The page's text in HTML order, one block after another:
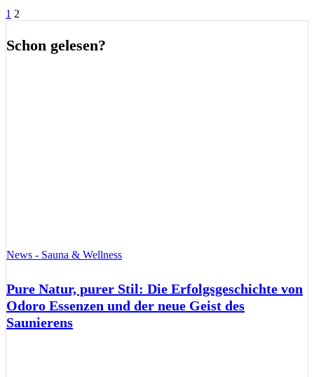
Seitennummerierung
der
Beiträge
1 2
Schon gelesen?
News - Sauna & Wellness
Pure Natur, purer Stil: Die Erfolgsgeschichte von
Odoro Essenzen und der neue Geist des
Saunierens